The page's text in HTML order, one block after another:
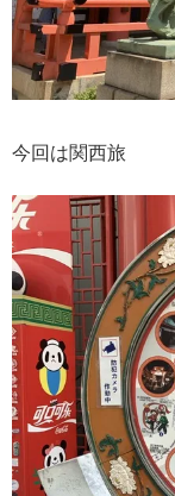
今回は関西旅